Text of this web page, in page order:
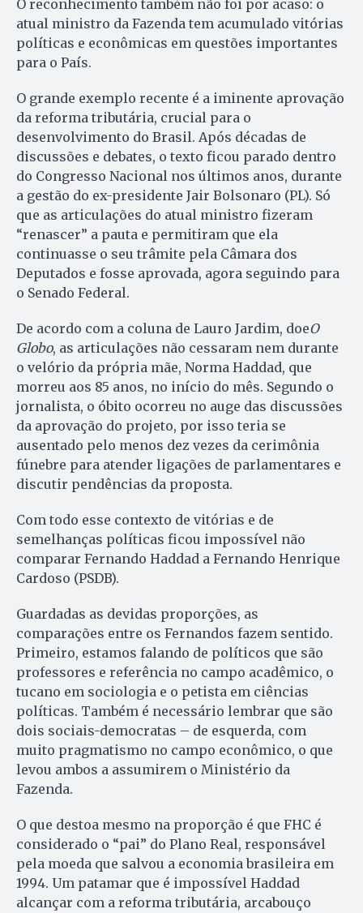
O reconhecimento também não foi por acaso: o
atual ministro da Fazenda tem acumulado vitórias
políticas e econômicas em questões importantes
para o País.
O grande exemplo recente é a iminente aprovação
da reforma tributária, crucial para o
desenvolvimento do Brasil. Após décadas de
discussões e debates, o texto ficou parado dentro
do Congresso Nacional nos últimos anos, durante
a gestão do ex-presidente Jair Bolsonaro (PL). Só
que as articulações do atual ministro fizeram
“renascer” a pauta e permitiram que ela
continuasse o seu trâmite pela Câmara dos
Deputados e fosse aprovada, agora seguindo para
o Senado Federal.
De acordo com a coluna de Lauro Jardim, doeO
Globo, as articulações não cessaram nem durante
o velório da própria mãe, Norma Haddad, que
morreu aos 85 anos, no início do mês. Segundo o
jornalista, o óbito ocorreu no auge das discussões
da aprovação do projeto, por isso teria se
ausentado pelo menos dez vezes da cerimônia
fúnebre para atender ligações de parlamentares e
discutir pendências da proposta.
Com todo esse contexto de vitórias e de
semelhanças políticas ficou impossível não
comparar Fernando Haddad a Fernando Henrique
Cardoso (PSDB).
Guardadas as devidas proporções, as
comparações entre os Fernandos fazem sentido.
Primeiro, estamos falando de políticos que são
professores e referência no campo acadêmico, o
tucano em sociologia e o petista em ciências
políticas. Também é necessário lembrar que são
dois sociais-democratas – de esquerda, com
muito pragmatismo no campo econômico, o que
levou ambos a assumirem o Ministério da
Fazenda.
O que destoa mesmo na proporção é que FHC é
considerado o “pai” do Plano Real, responsável
pela moeda que salvou a economia brasileira em
1994. Um patamar que é impossível Haddad
alcançar com a reforma tributária, arcabouço